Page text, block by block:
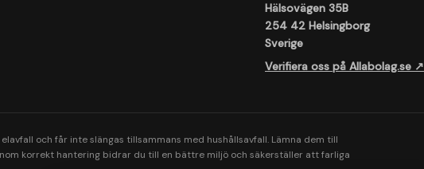
Hälsovägen 35B
254 42 Helsingborg
Sverige
Verifiera oss på Allabolag.se ↗
och får inte slängas tillsammans med hushållsavfall. Lämna dem till
korrekt hantering bidrar du till en bättre miljö och säkerställer att farliga